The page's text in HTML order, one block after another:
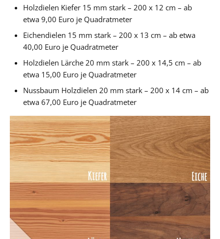
Holzdielen Kiefer 15 mm stark – 200 x 12 cm – ab
etwa 9,00 Euro je Quadratmeter
Eichendielen 15 mm stark – 200 x 13 cm – ab etwa
40,00 Euro je Quadratmeter
Holzdielen Lärche 20 mm stark – 200 x 14,5 cm – ab
etwa 15,00 Euro je Quadratmeter
Nussbaum Holzdielen 20 mm stark – 200 x 14 cm – ab
etwa 67,00 Euro je Quadratmeter